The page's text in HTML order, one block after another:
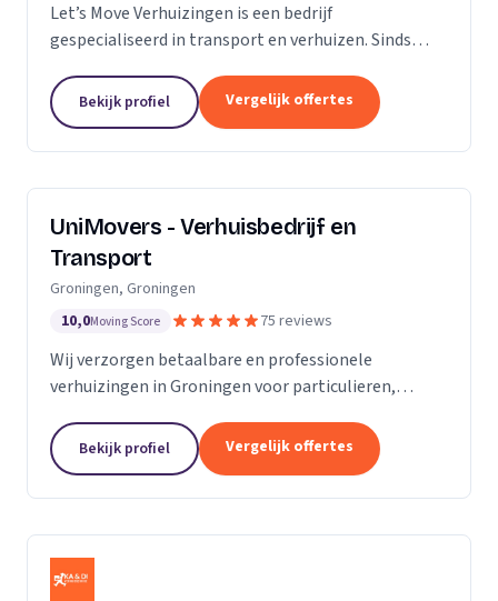
Let’s Move Verhuizingen is een bedrijf
gespecialiseerd in transport en verhuizen. Sinds
van de KvK. Door de toename van opdrachtgevers
hebben wij...
Bekijk profiel Vergelijk offertes
UniMovers - Verhuisbedrijf en
Transport
Groningen, Groningen
10,0Moving Score 75 reviews
Wij verzorgen betaalbare en professionele
verhuizingen in Groningen voor particulieren,
Bekijk profiel Vergelijk offertes